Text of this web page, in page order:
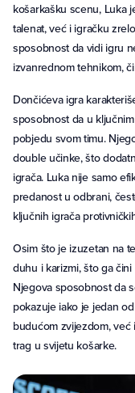
košarkašku scenu, Luka
talenat, već i igračku
sposobnost da vidi igru
izvanrednom tehnikom,
Dončićeva igra
sposobnost da u
pobjedu svom timu.
double učinke, što
igrača. Luka nije samo
predanost u odbrani,
ključnih igrača
Osim što je izuzetan na
duhu i karizmi, što ga
Njegova sposobnost da
pokazuje iako je jedan
budućom zvijezdom,
trag u svijetu košarke.